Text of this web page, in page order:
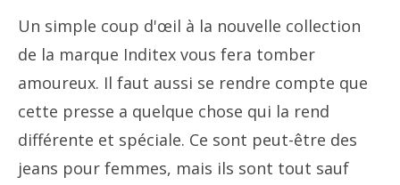
Un simple coup d'œil à la nouvelle collection
de la marque Inditex vous fera tomber
amoureux. Il faut aussi se rendre compte que
cette presse a quelque chose qui la rend
différente et spéciale. Ce sont peut-être des
jeans pour femmes, mais ils sont tout sauf